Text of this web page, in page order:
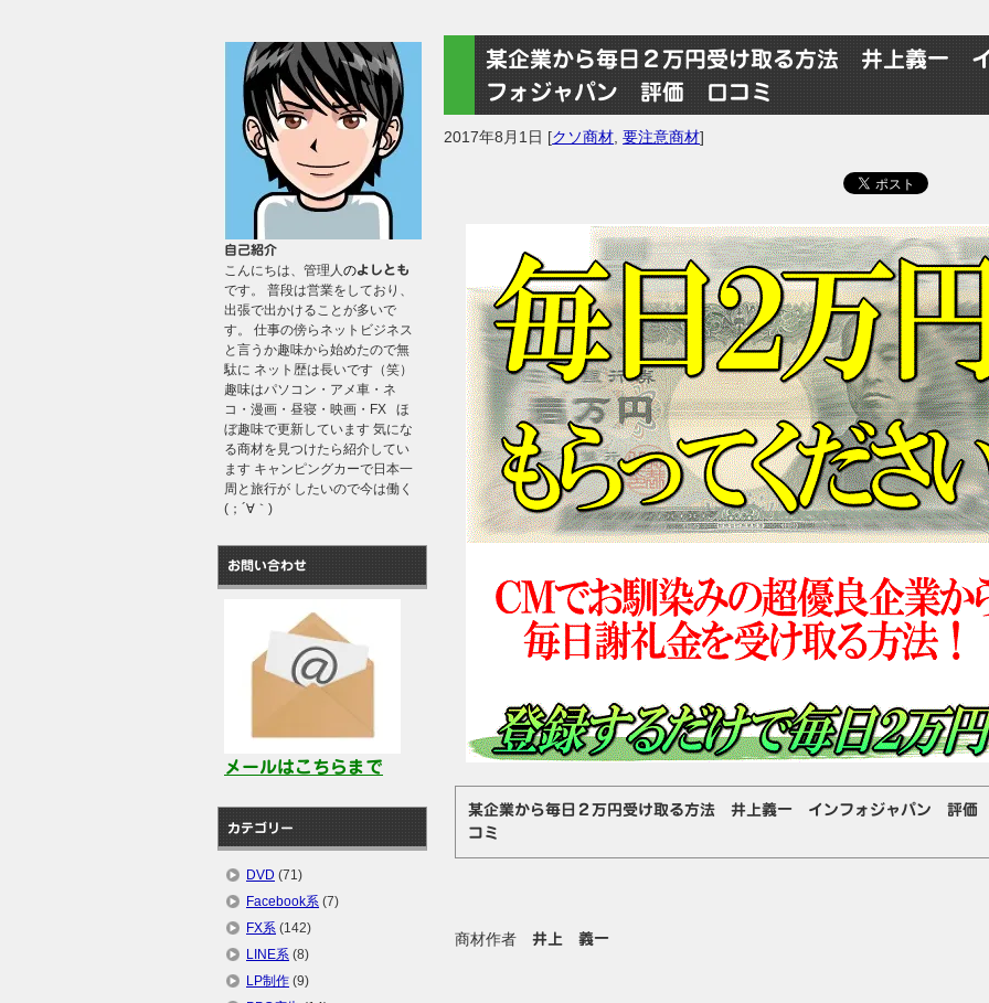
某企業から毎日２万円受け取る方法 井上義一
フォジャパン 評価 口コミ
2017年8月1日 [クソ商材 ,要注意商材]
某企業から毎日２万円受け取る方法 井上義一 インフォジャパン 評
コミ
商材作者井上 義一
自己紹介
こんにちは、管理人のよしとも
です。 普段は営業をしており、
出張で出かけることが多いで
す。 仕事の傍らネットビジネス
と言うか趣味から始めたので無
駄に ネット歴は長いです（笑）
趣味はパソコン・アメ車・ネ
コ・漫画・昼寝・映画・FX ほ
ぼ趣味で更新しています 気にな
る商材を見つけたら紹介してい
ます キャンピングカーで日本一
周と旅行が したいので今は働く
(；´∀｀)
お問い合わせ
メールはこちらまで
カテゴリー
DVD (71)
Facebook系 (7)
FX系 (142)
LINE系 (8)
LP制作 (9)